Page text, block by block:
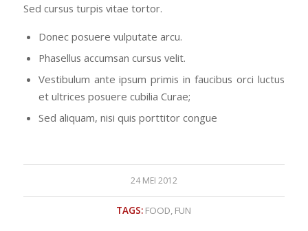
Sed cursus turpis vitae tortor.
Donec posuere vulputate arcu.
Phasellus accumsan cursus velit.
Vestibulum ante ipsum primis in faucibus orci luctus
et ultrices posuere cubilia Curae;
Sed aliquam, nisi quis porttitor congue
24 MEI 2012
TAGS: FOOD FUN